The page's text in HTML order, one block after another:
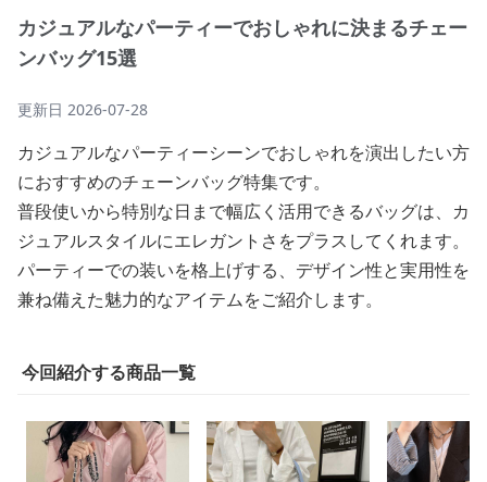
カジュアルなパーティーでおしゃれに決まるチェー
ンバッグ15選
更新日 2026-07-28
カジュアルなパーティーシーンでおしゃれを演出したい方
におすすめのチェーンバッグ特集です。
普段使いから特別な日まで幅広く活用できるバッグは、カ
ジュアルスタイルにエレガントさをプラスしてくれます。
パーティーでの装いを格上げする、デザイン性と実用性を
兼ね備えた魅力的なアイテムをご紹介します。
今回紹介する商品一覧